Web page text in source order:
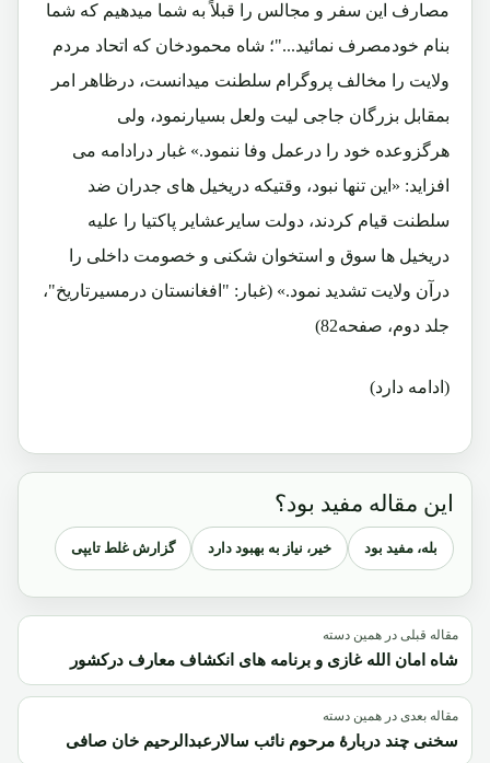
مصارف این سفر و مجالس را قبلاً به شما میدهیم که شما
بنام خودمصرف نمائید..."؛ شاه محمودخان که اتحاد مردم
ولایت را مخالف پروگرام سلطنت میدانست، درظاهر امر
بمقابل بزرگان جاجی لیت ولعل بسیارنمود، ولی
هرگزوعده خود را درعمل وفا ننمود.» غبار درادامه می
افزاید: «این تنها نبود، وقتیکه دریخیل های جدران ضد
سلطنت قیام کردند، دولت سایرعشایر پاکتیا را علیه
دریخیل ها سوق و استخوان شکنی و خصومت داخلی را
درآن ولایت تشدید نمود.» (غبار: "افغانستان درمسیرتاریخ"،
جلد دوم، صفحه82)
(ادامه دارد)
این مقاله مفید بود؟
بله، مفید بود خیر، نیاز به بهبود دارد گزارش غلط تایپی
مقاله قبلی در همین دسته
شاه امان الله غازی و برنامه های انکشاف معارف درکشور
مقاله بعدی در همین دسته
سخنی چند دربارۀ مرحوم نائب سالارعبدالرحیم خان صافی